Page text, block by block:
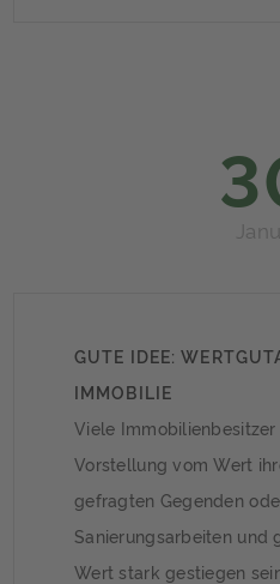
GUTE IDEE:
IMMOBILIE
Viele
Vorstellung vom Wert
gefragten Gegenden
Sanierungsarbeiten und
Wert stark gestiegen